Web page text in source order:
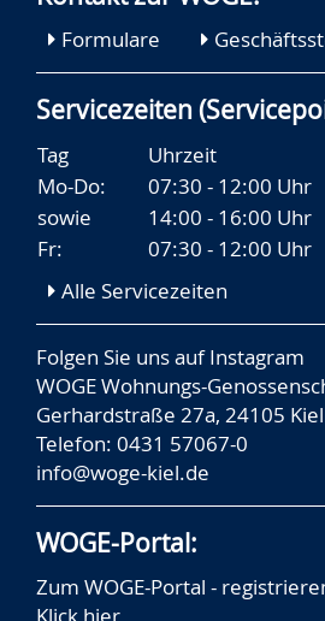
Formulare
Servicezeiten
Tag
Uhrzeit
Mo-Do:
07:30 - 12:00 Uhr
sowie
14:00 - 16:00 Uhr
Fr:
07:30 - 12:00 Uhr
Alle Servicezeiten
Folgen Sie uns aufInstagram
WOGE Wohnungs-
Gerhardstraße 27a, 24105 Kiel
Telefon: 0431 57067-0
info@woge-kiel.de
WOGE-Portal:
Zum WOGE-Portal -